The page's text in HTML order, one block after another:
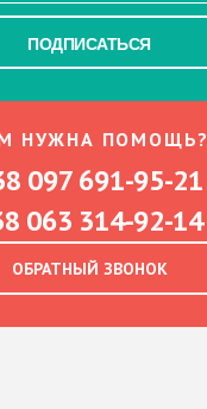
ПОДПИСАТЬСЯ
НУЖНА ПОМОЩЬ?
097 691-95-21
063 314-92-14
ОБРАТНЫЙ ЗВОНОК